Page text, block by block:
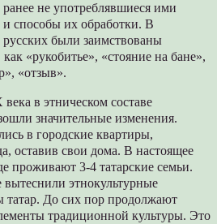
не употреблявшиеся ими
способы их обработки. В
русских были заимствованы
«рукобитье», «стояние на бане»,
«отзыв».
в этническом составе
значительные изменения.
в городские квартиры,
оставив свои дома. В настоящее
проживают 3-4 татарские семьи.
этнокультурные
татар. До сих пор продолжают
традиционной культуры. Это